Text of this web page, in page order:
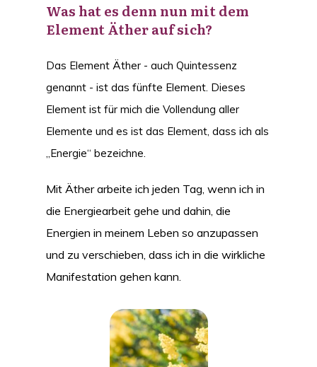
Was hat es denn nun mit dem
Element Äther auf sich?
Das Element Äther - auch Quintessenz
genannt - ist das fünfte Element. Dieses
Element ist für mich die Vollendung aller
Elemente und es ist das Element, dass ich als
„Energie“ bezeichne.
Mit Äther arbeite ich jeden Tag, wenn ich in
die Energiearbeit gehe und dahin, die
Energien in meinem Leben so anzupassen
und zu verschieben, dass ich in die wirkliche
Manifestation gehen kann.